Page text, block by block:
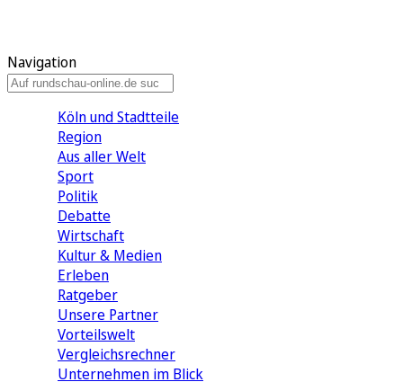
Navigation
Köln und Stadtteile
Region
Aus aller Welt
Sport
Politik
Debatte
Wirtschaft
Kultur & Medien
Erleben
Ratgeber
Unsere Partner
Vorteilswelt
Vergleichsrechner
Unternehmen im Blick